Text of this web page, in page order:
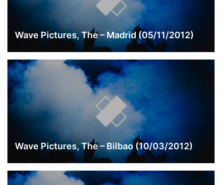
Wave Pictures, The – Madrid (05/11/2012)
Wave Pictures, The – Bilbao (10/03/2012)